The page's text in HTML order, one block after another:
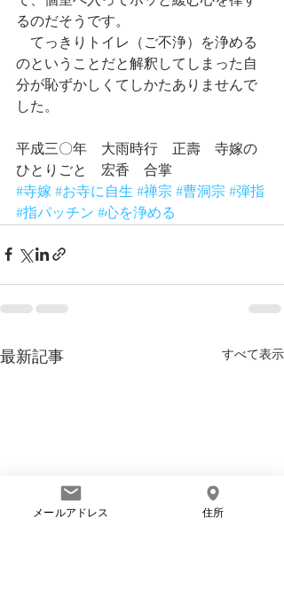
るのだそうです。
てっきりトイレ（ご不浄）を浄める
のということだと解釈してしまった自
分が恥ずかしくてしかたありませんで
した。
平成三〇年　大雨時行　正壽　寺嫁の
ひとりごと　宏香　合掌
#寺嫁 #お寺に自生 #禅宗 #曹洞宗 #弾指
#指パッチン #心を浄める
最新記事 すべて表示
メールアドレス 住所